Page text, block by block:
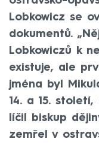
Lobkowicz se
dokumentů.
Lobkowiczů k
existuje, ale
jména byl
14. a 15.
líčil biskup
zemřel v